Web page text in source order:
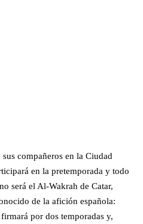
compañeros en la Ciudad
en la pretemporada y todo
será el Al-Wakrah de Catar,
de la afición española:
por dos temporadas y,